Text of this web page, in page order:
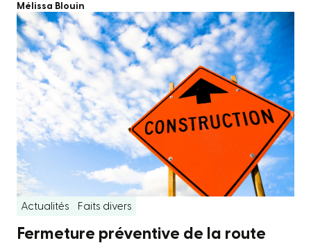
Mélissa Blouin
Actualités Faits divers
Fermeture préventive de la route